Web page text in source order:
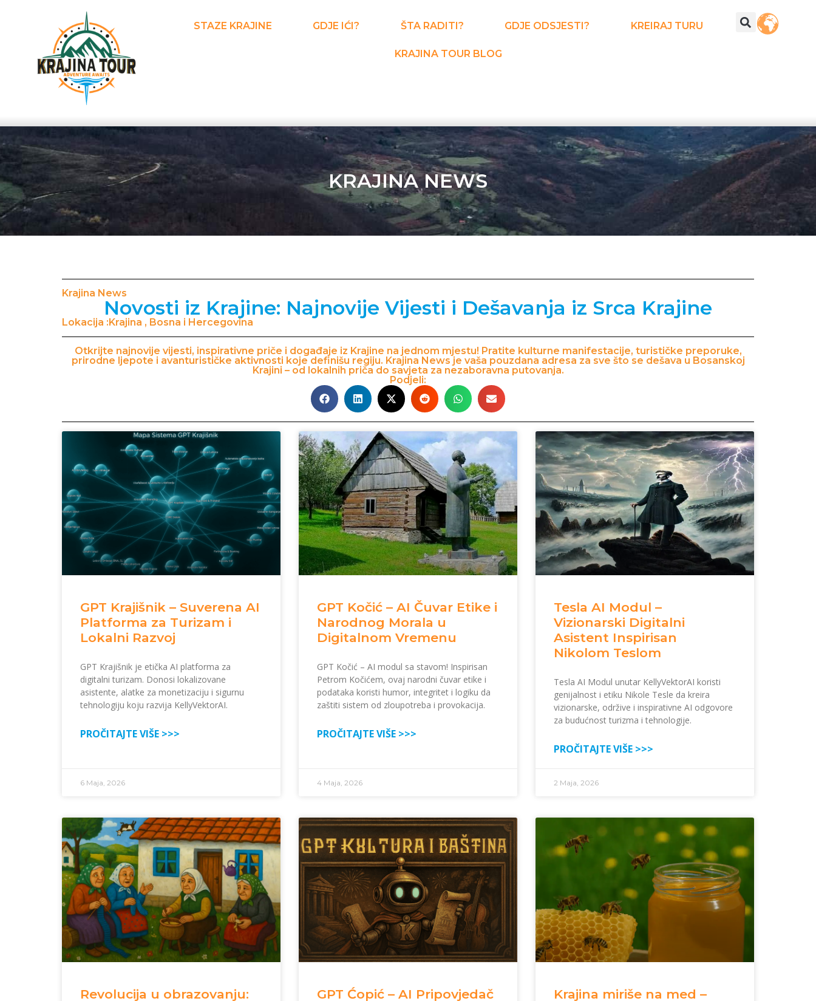
STAZE KRAJINE GDJE IĆI? ŠTA RADITI? GDJE ODSJESTI? KREIRAJ TURU
KRAJINA TOUR BLOG
KRAJINA NEWS
Krajina News
Novosti iz Krajine: Najnovije Vijesti i Dešavanja iz Srca Krajine
Lokacija :Krajina , Bosna i Hercegovina
Otkrijte najnovije vijesti, inspirativne priče i događaje iz Krajine na jednom mjestu! Pratite kulturne manifestacije, turističke preporuke,
prirodne ljepote i avanturističke aktivnosti koje definišu regiju. Krajina News je vaša pouzdana adresa za sve što se dešava u Bosanskoj
Krajini – od lokalnih priča do savjeta za nezaboravna putovanja.
Podjeli:
GPT Krajišnik – Suverena AI
Platforma za Turizam i
Lokalni Razvoj
GPT Krajišnik je etička AI platforma za
digitalni turizam. Donosi lokalizovane
asistente, alatke za monetizaciju i sigurnu
tehnologiju koju razvija KellyVektorAI.
PROČITAJTE VIŠE >>>
6 Maja, 2026
GPT Kočić – AI Čuvar Etike i
Narodnog Morala u
Digitalnom Vremenu
GPT Kočić – AI modul sa stavom! Inspirisan
Petrom Kočićem, ovaj narodni čuvar etike i
podataka koristi humor, integritet i logiku da
zaštiti sistem od zloupotreba i provokacija.
PROČITAJTE VIŠE >>>
4 Maja, 2026
Tesla AI Modul –
Vizionarski Digitalni
Asistent Inspirisan
Nikolom Teslom
Tesla AI Modul unutar KellyVektorAI koristi
genijalnost i etiku Nikole Tesle da kreira
vizionarske, održive i inspirativne AI odgovore
za budućnost turizma i tehnologije.
PROČITAJTE VIŠE >>>
2 Maja, 2026
Revolucija u obrazovanju:
GPT Ćopić – AI Pripovjedač
Krajina miriše na med –